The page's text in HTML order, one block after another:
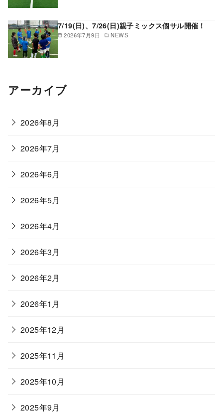
2026年7月9日 NEWS
7/19(日)、7/26(日)親子ミックス個サル開催！
アーカイブ
2026年8月
2026年7月
2026年6月
2026年5月
2026年4月
2026年3月
2026年2月
2026年1月
2025年12月
2025年11月
2025年10月
2025年9月